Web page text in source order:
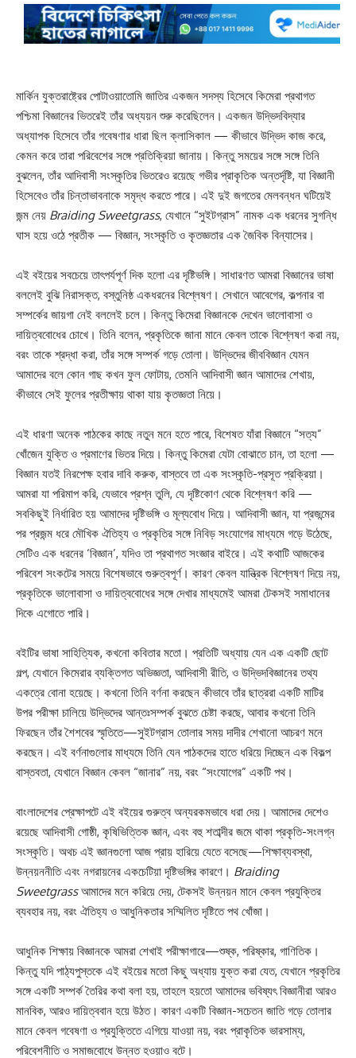
মার্কিন যুক্তরাষ্ট্রের পোটাওয়াতোমি জাতির একজন সদস্য হিসেবে কিমেরা প্রথাগত
পশ্চিমা বিজ্ঞানের ভিতরেই তাঁর অধ্যয়ন শুরু করেছিলেন। একজন উদ্ভিদবিদ্যার
অধ্যাপক হিসেবে তাঁর গবেষণার ধারা ছিল ক্লাসিকাল — কীভাবে উদ্ভিদ কাজ করে,
কেমন করে তারা পরিবেশের সঙ্গে প্রতিক্রিয়া জানায়। কিন্তু সময়ের সঙ্গে সঙ্গে তিনি
বুঝলেন, তাঁর আদিবাসী সংস্কৃতির ভিতরেও রয়েছে গভীর প্রাকৃতিক অন্তর্দৃষ্টি, যা বিজ্ঞানী
হিসেবেও তাঁর চিন্তাভাবনাকে সমৃদ্ধ করতে পারে। এই দুই জগতের মেলবন্ধন ঘটিয়েই
জন্ম নেয় Braiding Sweetgrass, যেখানে “সুইটগ্রাস” নামক এক ধরনের সুগন্ধি
ঘাস হয়ে ওঠে প্রতীক — বিজ্ঞান, সংস্কৃতি ও কৃতজ্ঞতার এক জৈবিক বিন্যাসের।
এই বইয়ের সবচেয়ে তাৎপর্যপূর্ণ দিক হলো এর দৃষ্টিভঙ্গি। সাধারণত আমরা বিজ্ঞানের ভাষা
বললেই বুঝি নিরাসক্ত, বস্তুনিষ্ঠ একধরনের বিশ্লেষণ। সেখানে আবেগের, কল্পনার বা
সম্পর্কের জায়গা নেই বললেই চলে। কিন্তু কিমেরা বিজ্ঞানকে দেখেন ভালোবাসা ও
দায়িত্ববোধের চোখে। তিনি বলেন, প্রকৃতিকে জানা মানে কেবল তাকে বিশ্লেষণ করা নয়,
বরং তাকে শ্রদ্ধা করা, তাঁর সঙ্গে সম্পর্ক গড়ে তোলা। উদ্ভিদের জীববিজ্ঞান যেমন
আমাদের বলে কোন গাছ কখন ফুল ফোটায়, তেমনি আদিবাসী জ্ঞান আমাদের শেখায়,
কীভাবে সেই ফুলের প্রতীক্ষায় থাকা যায় কৃতজ্ঞতা নিয়ে।
এই ধারণা অনেক পাঠকের কাছে নতুন মনে হতে পারে, বিশেষত যাঁরা বিজ্ঞানে “সত্য”
খোঁজেন যুক্তি ও প্রমাণের ভিতর দিয়ে। কিন্তু কিমেরা যেটা বোঝাতে চান, তা হলো —
বিজ্ঞান যতই নিরপেক্ষ হবার দাবি করুক, বাস্তবে তা এক সংস্কৃতি-প্রসূত প্রক্রিয়া।
আমরা যা পরিমাপ করি, যেভাবে প্রশ্ন তুলি, যে দৃষ্টিকোণ থেকে বিশ্লেষণ করি —
সবকিছুই নির্ধারিত হয় আমাদের দৃষ্টিভঙ্গি ও মূল্যবোধ দিয়ে। আদিবাসী জ্ঞান, যা প্রজন্মের
পর প্রজন্ম ধরে মৌখিক ঐতিহ্য ও প্রকৃতির সঙ্গে নিবিড় সংযোগের মাধ্যমে গড়ে উঠেছে,
সেটিও এক ধরনের ‘বিজ্ঞান’, যদিও তা প্রথাগত সংজ্ঞার বাইরে। এই কথাটি আজকের
পরিবেশ সংকটের সময়ে বিশেষভাবে গুরুত্বপূর্ণ। কারণ কেবল যান্ত্রিক বিশ্লেষণ দিয়ে নয়,
প্রকৃতিকে ভালোবাসা ও দায়িত্ববোধের সঙ্গে দেখার মাধ্যমেই আমরা টেকসই সমাধানের
দিকে এগোতে পারি।
বইটির ভাষা সাহিত্যিক, কখনো কবিতার মতো। প্রতিটি অধ্যায় যেন এক একটি ছোট
গল্প, যেখানে কিমেরার ব্যক্তিগত অভিজ্ঞতা, আদিবাসী রীতি, ও উদ্ভিদবিজ্ঞানের তথ্য
একত্রে বোনা হয়েছে। কখনো তিনি বর্ণনা করছেন কীভাবে তাঁর ছাত্ররা একটি মাটির
উপর পরীক্ষা চালিয়ে উদ্ভিদের আন্তঃসম্পর্ক বুঝতে চেষ্টা করছে, আবার কখনো তিনি
ফিরছেন তাঁর শৈশবের স্মৃতিতে—সুইটগ্রাস তোলার সময় দাদীর শেখানো আচরণ মনে
করছেন। এই বর্ণনাগুলোর মাধ্যমে তিনি যেন পাঠকদের হাতে ধরিয়ে দিচ্ছেন এক বিকল্প
বাস্তবতা, যেখানে বিজ্ঞান কেবল “জানার” নয়, বরং “সংযোগের” একটি পথ।
বাংলাদেশের প্রেক্ষাপটে এই বইয়ের গুরুত্ব অন্যরকমভাবে ধরা দেয়। আমাদের দেশেও
রয়েছে আদিবাসী গোষ্ঠী, কৃষিভিত্তিক জ্ঞান, এবং বহু শতাব্দীর জমে থাকা প্রকৃতি-সংলগ্ন
সংস্কৃতি। অথচ এই জ্ঞানগুলো আজ প্রায় হারিয়ে যেতে বসেছে—শিক্ষাব্যবস্থা,
উন্নয়ননীতি এবং নগরায়নের একচেটিয়া দৃষ্টিভঙ্গির কারণে। Braiding
Sweetgrassআমাদের মনে করিয়ে দেয়, টেকসই উন্নয়ন মানে কেবল প্রযুক্তির
ব্যবহার নয়, বরং ঐতিহ্য ও আধুনিকতার সম্মিলিত দৃষ্টিতে পথ খোঁজা।
আধুনিক শিক্ষায় বিজ্ঞানকে আমরা শেখাই পরীক্ষাগারে—শুষ্ক, পরিষ্কার, গাণিতিক।
কিন্তু যদি পাঠ্যপুস্তকে এই বইয়ের মতো কিছু অধ্যায় যুক্ত করা যেত, যেখানে প্রকৃতির
সঙ্গে একটি সম্পর্ক তৈরির কথা বলা হয়, তাহলে হয়তো আমাদের ভবিষ্যৎ বিজ্ঞানীরা আরও
মানবিক, আরও দায়িত্ববান হয়ে উঠত। কারণ একটি বিজ্ঞান-সচেতন জাতি গড়ে তোলার
মানে কেবল গবেষণা ও প্রযুক্তিতে এগিয়ে যাওয়া নয়, বরং প্রাকৃতিক ভারসাম্য,
পরিবেশনীতি ও সমাজবোধে উন্নত হওয়াও বটে।